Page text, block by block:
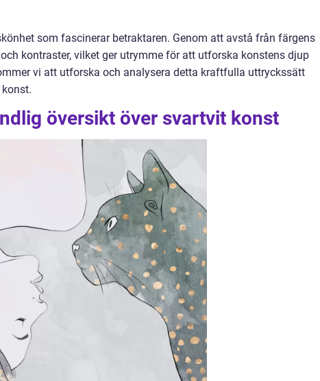
som fascinerar betraktaren. Genom att avstå från färgens
kontraster, vilket ger utrymme för att utforska konstens djup
vi att utforska och analysera detta kraftfulla uttryckssätt
översikt över svartvit konst